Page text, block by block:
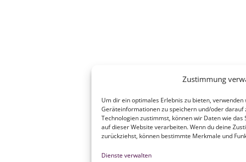
Zustimmung
Um dir ein optimales Erlebnis zu bieten,
Geräteinformationen zu speichern und/oder darauf
Technologien zustimmst, können wir Daten wie
auf dieser Website verarbeiten. Wenn du deine
zurückziehst, können bestimmte Merkmale und
Dienste verwalten